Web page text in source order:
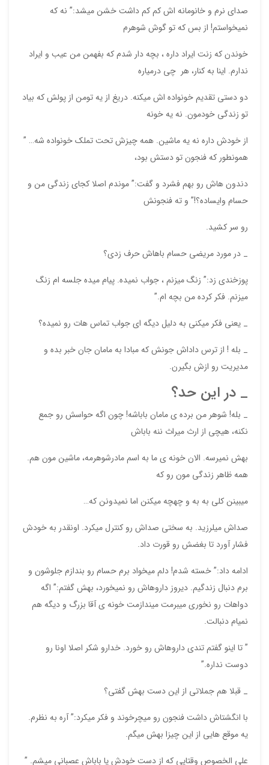
صدای نرم و خانومانه اش کم کم داشت خشن میشد:” نه که
نمیخواستم! از بس که تو گوش شوهرم
خوندن که زنت ایراد داره ، بچه دار شدم که بفهمن من عیب و ایراد
ندارم. اینا به کنار، هر چی درمیاره
دو دستی تقدیم خونواده اش میکنه. دریغ از یه تومن از پولش که بیاد
تو زندگی خودمون. نه یه خونه
از خودش داره نه یه ماشین. همه چیزش تحت تملک خونواده شه… ”
همونطور که فنجون تو دستش بود،
دندون هاش رو بهم فشرد و گفت:” موندم اصلا کجای زندگی من و
حسام وایساده؟!” و ته فنجونش
رو سر کشید.
_ در مورد مریضی حسام باهاش حرف زدی؟
پوزخندی زد:” زنگ میزنم ، جواب نمیده. پیام میده جلسه ام زنگ
میزنم. فکر کرده من بچه ام.”
_ یعنی فکر میکنی به دلیل دیگه ای جواب تماس هات رو نمیده؟
_ بله ! از ترس داداش جونش که مبادا به مامان جان خبر بده و
مدیریت رو ازش بگیرن.
_ در این حد؟
_ بله! شوهر من برده ی مامان باباشه! چون اگه حواسش رو جمع
نکنه، هیچی از ارث میراث ننه باباش
بهش نمیرسه. الان خونه ی ما به اسم مادرشوهرمه، ماشین مون هم.
همه ظاهر زندگی مون رو که
میبینن کلی به به و چهچه میکنن اما نمیدونن که…
صداش میلرزید. به سختی صداش رو کنترل میکرد. اونقدر به خودش
فشار آورد تا بغضش رو قورت داد.
ادامه داد:” خسته شدم! دلم میخواد برم حسام رو بندازم جلوشون و
برم دنبال زندگیم. دیروز داروهاش رو نمیخورد، بهش گفتم:” اگه
دواهات رو نخوری میبرمت میندازمت خونه ی آقا بزرگ و دیگه هم
نمیام دنبالت.
” تا اینو گفتم تندی داروهاش رو خورد. خدارو شکر اصلا اونا رو
دوست نداره.”
_ قبلا هم جملاتی از این دست بهش گفتی؟
با انگشتاش داشت فنجون رو میچرخوند و فکر میکرد:” آره به نظرم.
یه موقع هایی از این چیزا بهش میگم.
علی الخصوص وقتایی که از دست خودش یا باباش عصبانی میشم. ”